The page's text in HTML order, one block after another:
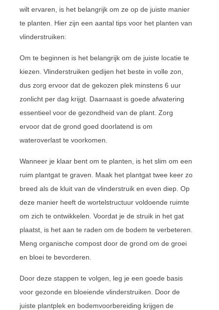
wilt ervaren, is het belangrijk om ze op de juiste manier
te planten. Hier zijn een aantal tips voor het planten van
vlinderstruiken:
Om te beginnen is het belangrijk om de juiste locatie te
kiezen. Vlinderstruiken gedijen het beste in volle zon,
dus zorg ervoor dat de gekozen plek minstens 6 uur
zonlicht per dag krijgt. Daarnaast is goede afwatering
essentieel voor de gezondheid van de plant. Zorg
ervoor dat de grond goed doorlatend is om
wateroverlast te voorkomen.
Wanneer je klaar bent om te planten, is het slim om een
ruim plantgat te graven. Maak het plantgat twee keer zo
breed als de kluit van de vlinderstruik en even diep. Op
deze manier heeft de wortelstructuur voldoende ruimte
om zich te ontwikkelen. Voordat je de struik in het gat
plaatst, is het aan te raden om de bodem te verbeteren.
Meng organische compost door de grond om de groei
en bloei te bevorderen.
Door deze stappen te volgen, leg je een goede basis
voor gezonde en bloeiende vlinderstruiken. Door de
juiste plantplek en bodemvoorbereiding krijgen de